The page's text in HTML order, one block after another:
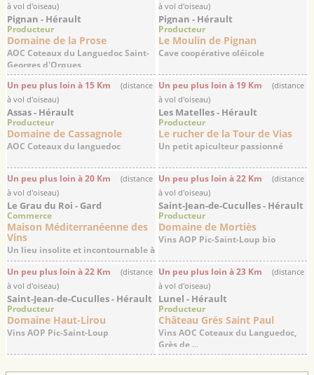
à vol d'oiseau)
Pignan - Hérault
Producteur
Domaine de la Prose
AOC Coteaux du Languedoc Saint-
Georges d'Orques
à vol d'oiseau)
Pignan - Hérault
Producteur
Le Moulin de Pignan
Cave coopérative oléicole
Un peu plus loin à 15 Km
(distance
à vol d'oiseau)
Assas - Hérault
Producteur
Domaine de Cassagnole
AOC Coteaux du languedoc
Un peu plus loin à 19 Km
(distance
à vol d'oiseau)
Les Matelles - Hérault
Producteur
Le rucher de la Tour de Vias
Un petit apiculteur passionné
Un peu plus loin à 20 Km
(distance
à vol d'oiseau)
Le Grau du Roi - Gard
Commerce
Maison Méditerranéenne des
Vins
Un lieu insolite et incontournable à
la ...
Un peu plus loin à 22 Km
(distance
à vol d'oiseau)
Saint-Jean-de-Cuculles - Hérault
Producteur
Domaine de Mortiès
Vins AOP Pic-Saint-Loup bio
Un peu plus loin à 22 Km
(distance
à vol d'oiseau)
Saint-Jean-de-Cuculles - Hérault
Producteur
Domaine Haut-Lirou
Vins AOP Pic-Saint-Loup
Un peu plus loin à 23 Km
(distance
à vol d'oiseau)
Lunel - Hérault
Producteur
Château Grés Saint Paul
Vins AOC Coteaux du Languedoc,
Grès de ...